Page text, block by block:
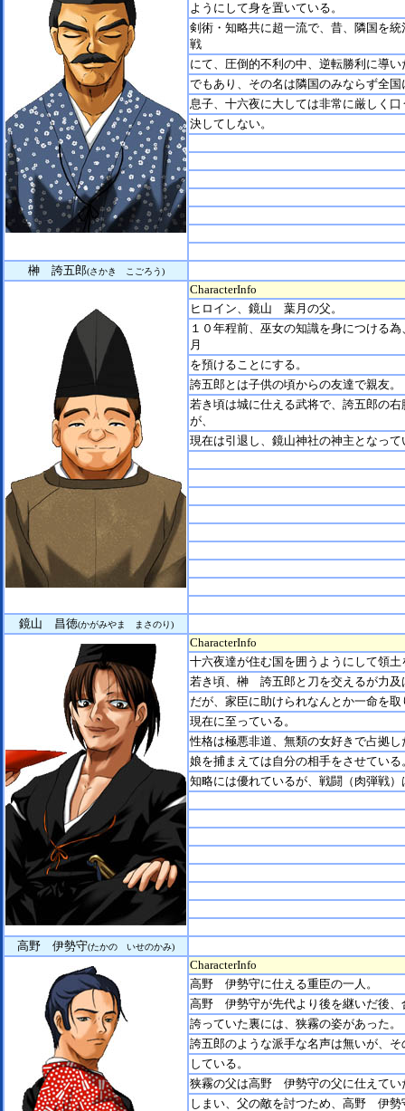
ようにして身を置いている。
剣術・知略共に超一流で、昔、隣国を
戦
にて、圧倒的不利の中、逆転勝利に導
でもあり、その名は隣国のみならず全
息子、十六夜に大しては非常に厳しく
決してしない。
榊 誇五郎(さかき こごろう)
CharacterInfo
ヒロイン、鏡山 葉月の父。
１０年程前、巫女の知識を身につける
月
を預けることにする。
誇五郎とは子供の頃からの友達で親友。
若き頃は城に仕える武将で、誇五郎の
が、
現在は引退し、鏡山神社の神主となって
鏡山 昌徳(かがみやま まさのり)
CharacterInfo
十六夜達が住む国を囲うようにして領
若き頃、榊 誇五郎と刀を交えるが力及
だが、家臣に助けられなんとか一命を
現在に至っている。
性格は極悪非道、無類の女好きで占拠
娘を捕まえては自分の相手をさせている
知略には優れているが、戦闘（肉弾戦
高野 伊勢守(たかの いせのかみ)
CharacterInfo
高野 伊勢守に仕える重臣の一人。
高野 伊勢守が先代より後を継いだ後、
誇っていた裏には、狭霧の姿があった。
誇五郎のような派手な名声は無いが、
している。
狭霧の父は高野 伊勢守の父に仕えてい
しまい、父の敵を討つため、高野 伊勢